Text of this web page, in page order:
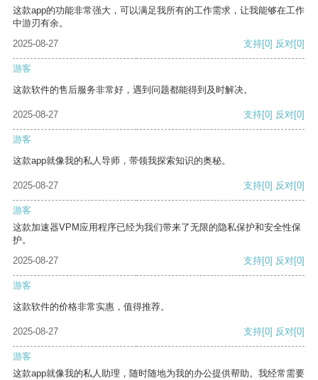
这款app的功能非常强大，可以满足我所有的工作需求，让我能够在工作
中游刃有余。
2025-08-27
支持[0] 反对[0]
游客
这款软件的售后服务非常好，遇到问题都能得到及时解决。
2025-08-27 支持[0] 反对[0]
游客
这款app就像我的私人导师，带领我探索知识的奥秘。
2025-08-27 支持[0] 反对[0]
游客
这款加速器VPM应用程序已经为我们带来了无限的隐私保护和安全性保
护。
2025-08-27
支持[0] 反对[0]
游客
这款软件的价格非常实惠，值得推荐。
2025-08-27 支持[0] 反对[0]
游客
这款app就像我的私人助理，随时随地为我的办公提供帮助。我经常需要